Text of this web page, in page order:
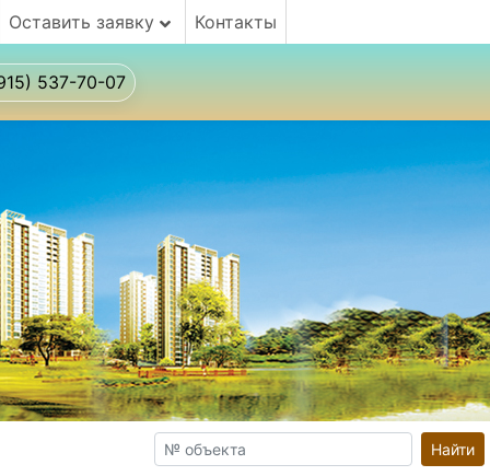
Оставить заявку Контакты
537-70-07
Найти